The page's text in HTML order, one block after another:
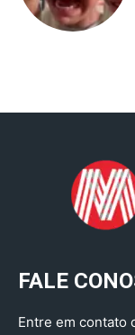
FALE
Entre em contato